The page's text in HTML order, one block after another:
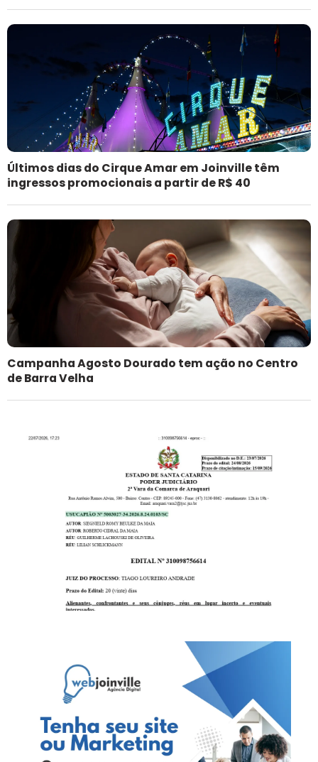
Últimos dias do Cirque Amar em Joinville têm
ingressos promocionais a partir de R$ 40
Campanha Agosto Dourado tem ação no Centro
de Barra Velha